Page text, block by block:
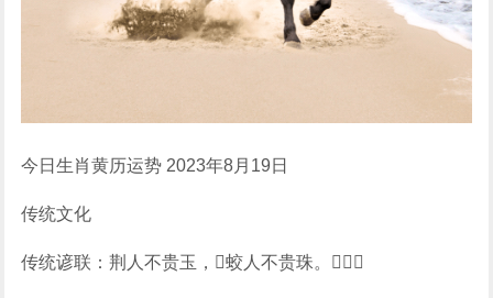
今日生肖黄历运势 2023年8月19日
传统文化
传统谚联：荆人不贵玉，蛟人不贵珠。